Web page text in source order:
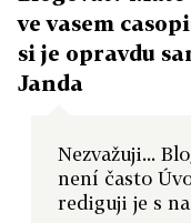
ve vasem
si je opravdu
Janda
Nezvažuji...
není často
rediguji je s